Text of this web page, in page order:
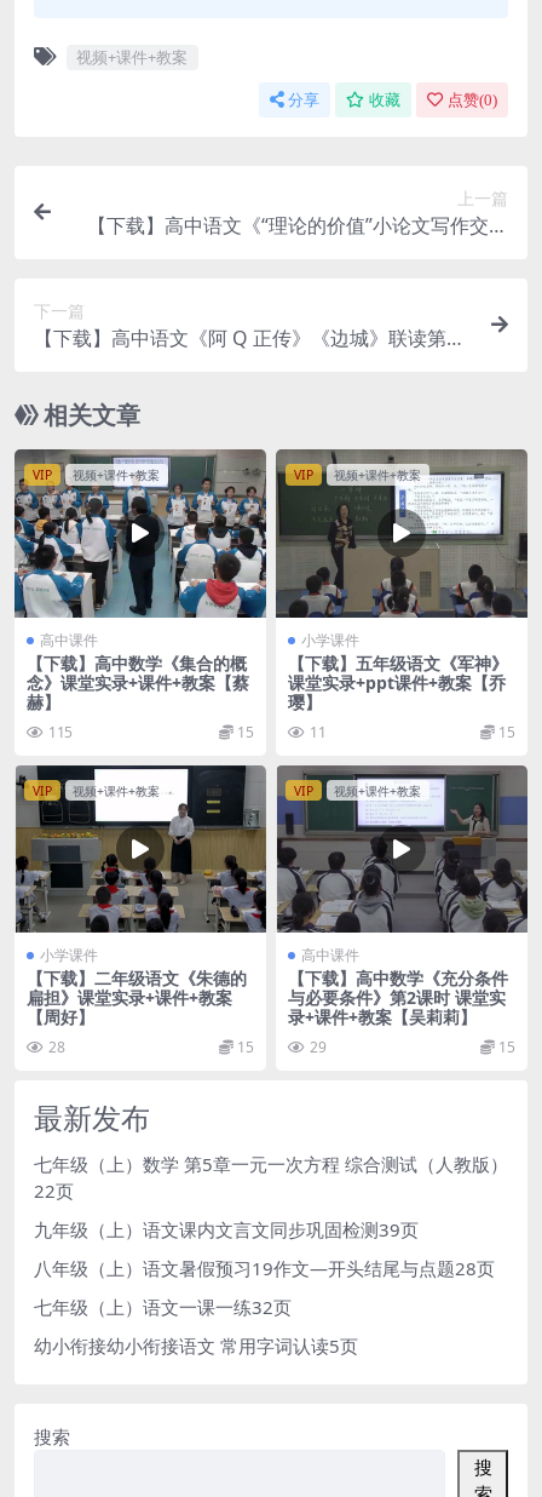
视频+课件+教案
分享 收藏 点赞(0)
上一篇
【下载】高中语文《“理论的价值”小论文写作交流
下一篇
【下载】高中语文《阿 Q 正传》《边城》联读第1
相关文章
VIP 视频+课件+教案
高中课件
【下载】高中数学《集合的概
念》课堂实录+课件+教案【蔡
赫】
115 15
VIP 视频+课件+教案
小学课件
【下载】五年级语文《军神》
课堂实录+ppt课件+教案【乔
璎】
11 15
VIP 视频+课件+教案
小学课件
【下载】二年级语文《朱德的
扁担》课堂实录+课件+教案
【周好】
28 15
VIP 视频+课件+教案
高中课件
【下载】高中数学《充分条件
与必要条件》第2课时 课堂实
录+课件+教案【吴莉莉】
29 15
最新发布
七年级（上）数学 第5章一元一次方程 综合测试（人教版）
22页
九年级（上）语文课内文言文同步巩固检测39页
八年级（上）语文暑假预习19作文—开头结尾与点题28页
七年级（上）语文一课一练32页
幼小衔接幼小衔接语文 常用字词认读5页
搜索
搜